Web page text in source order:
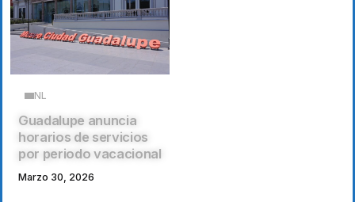
NL
Guadalupe anuncia
horarios de servicios
por periodo vacacional
Marzo 30, 2026